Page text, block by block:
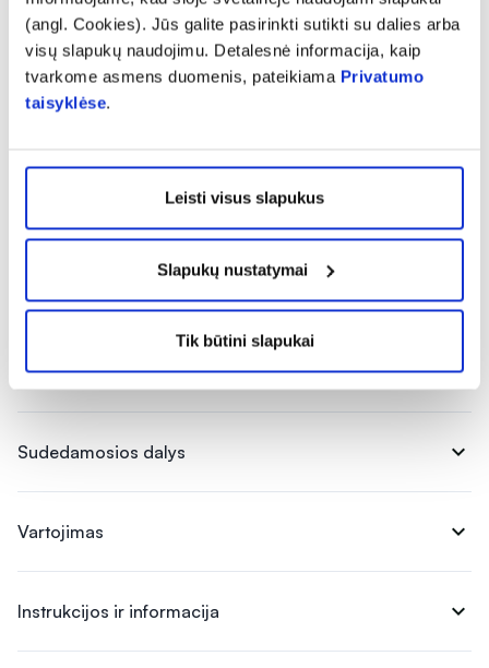
(angl. Cookies). Jūs galite pasirinkti sutikti su dalies arba
visų slapukų naudojimu. Detalesnė informacija, kaip
tvarkome asmens duomenis, pateikiama Privatumo
taisyklėse.
Leisti visus slapukus
Slapukų nustatymai
Tik būtini slapukai
reguliuojati medžiaga), stearino rūgštis, riebalų rūgščių
magnio druskos (lipnumą reguliuojanti medžiaga), geležies
fumaratas, riboflavinas, skersinio ryšio natrio
karboksimetilceliuliozė (stabilizatorius), oktakozanolis (iš
beta zeakarotenas), vario sulfatas, retinilo acetatas,
mangano sulfatas, pteroilmonoglutamo rūgštis, kalio
jodidas, D-biotinas, cianokobalaminas, cholekalciferolis.
Pranešti apie klaidą prekės aprašyme
Charakteristika expand_more
Sudedamosios dalys expand_more
Vartojimas expand_more
Instrukcijos ir informacija expand_more